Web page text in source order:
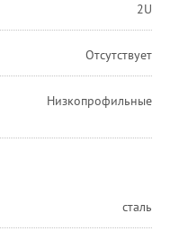
2U
Отсутствует
Низкопрофильные
сталь